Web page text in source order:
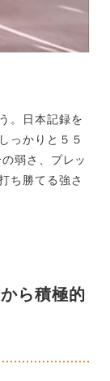
。日本記録を
っかりと５５
弱さ、プレッ
ち勝てる強さ
ら積極的